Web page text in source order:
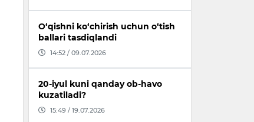
O‘qishni ko‘chirish uchun o‘tish
ballari tasdiqlandi
14:52 / 09.07.2026
20-iyul kuni qanday ob-havo
kuzatiladi?
15:49 / 19.07.2026